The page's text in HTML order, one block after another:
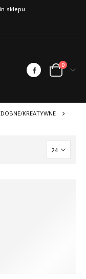
sklepu
0
KREATYWNE